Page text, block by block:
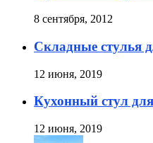
8 сентября, 2012
Складные стулья
12 июня, 2019
Кухонный стул
12 июня, 2019